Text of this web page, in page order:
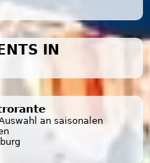
IN
an saisonalen